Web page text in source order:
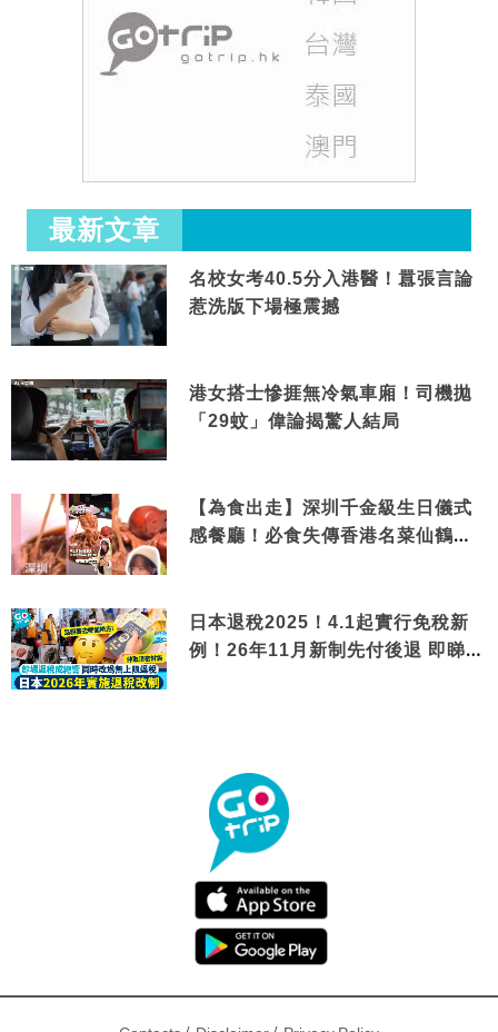
最新文章
名校女考40.5分入港醫！囂張言論
惹洗版下場極震撼
港女搭士慘捱無冷氣車廂！司機拋
「29蚊」偉論揭驚人結局
【為食出走】深圳千金級生日儀式
感餐廳！必食失傳香港名菜仙鶴神
日本退稅2025！4.1起實行免稅新
例！26年11月新制先付後退 即睇步